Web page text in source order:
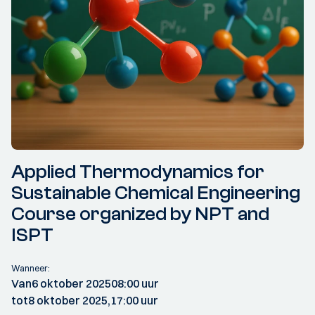
Applied Thermodynamics for
Sustainable Chemical Engineering
Course organized by NPT and
ISPT
Wanneer:
Van6 oktober 202508:00 uur
tot8 oktober 2025,17:00 uur